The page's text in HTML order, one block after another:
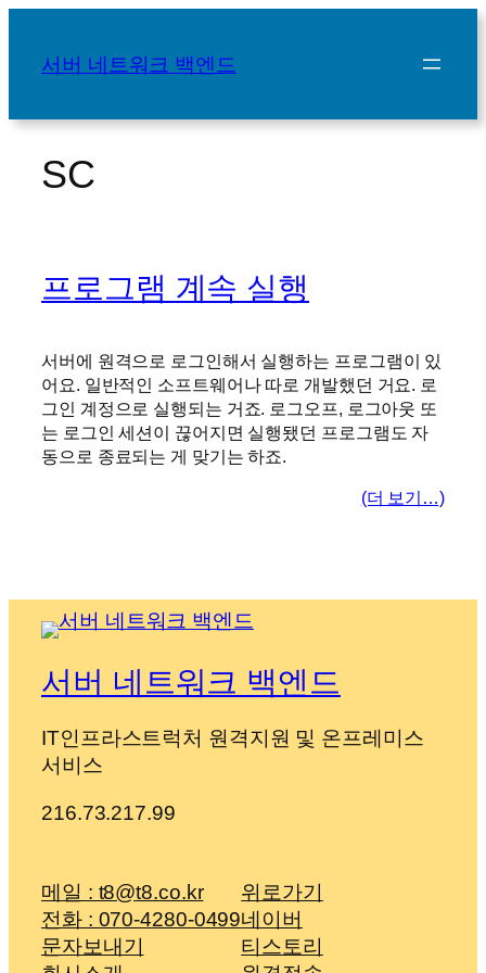
바
서버 네트워크 백엔드
SC
프로그램 계속 실행
서버에 원격으로 로그인해서 실행하는 프로그램이 있
어요. 일반적인 소프트웨어나 따로 개발했던 거요. 로
그인 계정으로 실행되는 거죠. 로그오프, 로그아웃 또
는 로그인 세션이 끊어지면 실행됐던 프로그램도 자
동으로 종료되는 게 맞기는 하죠.
(더 보기…)
서버 네트워크 백엔드
IT인프라스트럭처 원격지원 및 온프레미스
서비스
216.73.217.99
메일 : t8@t8.co.kr
전화 : 070-4280-0499
문자보내기
위로가기
네이버
티스토리